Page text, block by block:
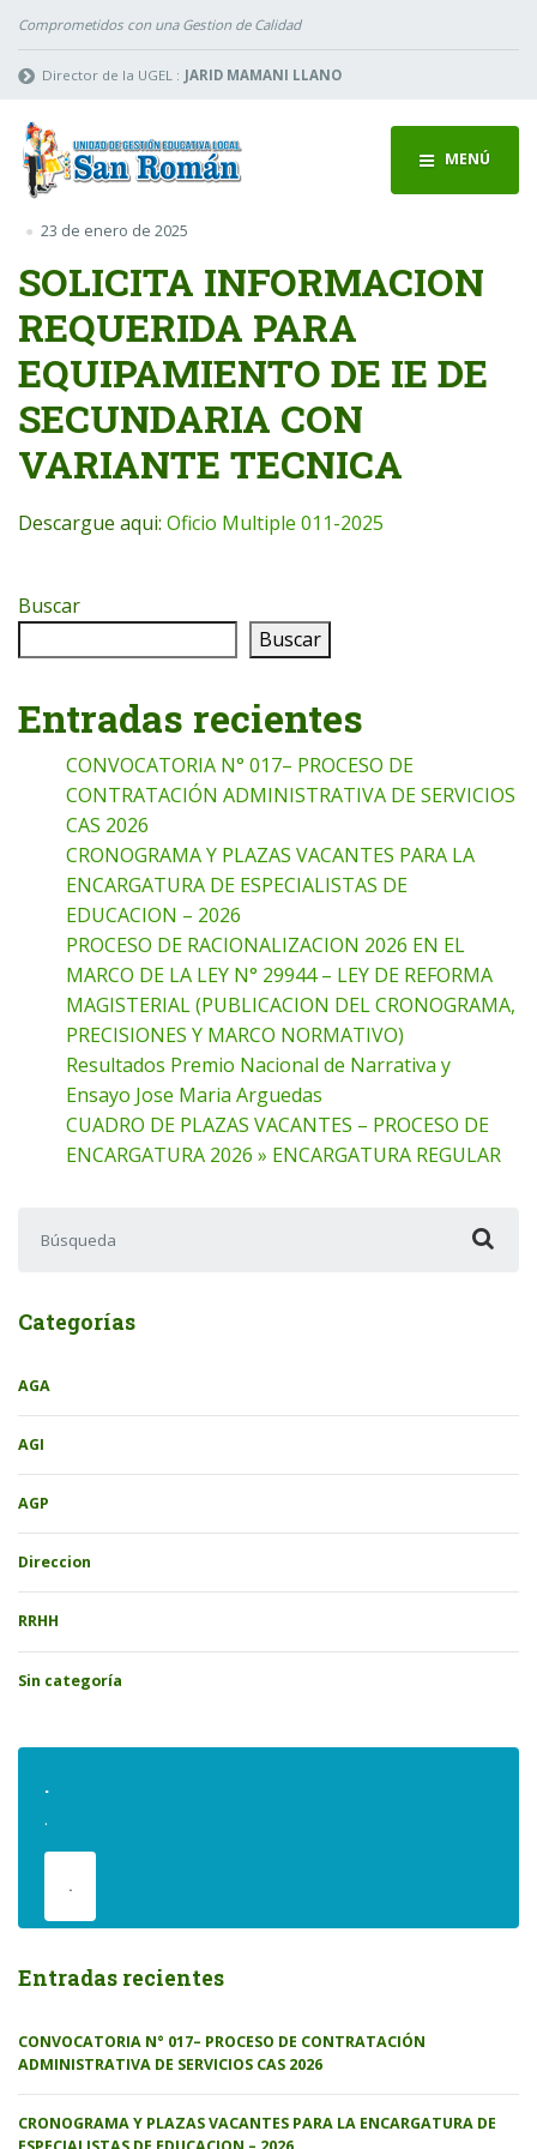
Comprometidos con una Gestion de Calidad
Director de la UGEL : JARID MAMANI LLANO
MENÚ
23 de enero de 2025
SOLICITA INFORMACION
REQUERIDA PARA
EQUIPAMIENTO DE IE DE
SECUNDARIA CON
VARIANTE TECNICA
Descargue aqui: Oficio Multiple 011-2025
Buscar
Buscar
Entradas recientes
CONVOCATORIA N° 017– PROCESO DE
CONTRATACIÓN ADMINISTRATIVA DE SERVICIOS
CAS 2026
CRONOGRAMA Y PLAZAS VACANTES PARA LA
ENCARGATURA DE ESPECIALISTAS DE
EDUCACION – 2026
PROCESO DE RACIONALIZACION 2026 EN EL
MARCO DE LA LEY N° 29944 – LEY DE REFORMA
MAGISTERIAL (PUBLICACION DEL CRONOGRAMA,
PRECISIONES Y MARCO NORMATIVO)
Resultados Premio Nacional de Narrativa y
Ensayo Jose Maria Arguedas
CUADRO DE PLAZAS VACANTES – PROCESO DE
ENCARGATURA 2026 » ENCARGATURA REGULAR
Categorías
AGA
AGI
AGP
Direccion
RRHH
Sin categoría
.
.
.
Entradas recientes
CONVOCATORIA N° 017– PROCESO DE CONTRATACIÓN
ADMINISTRATIVA DE SERVICIOS CAS 2026
CRONOGRAMA Y PLAZAS VACANTES PARA LA ENCARGATURA DE